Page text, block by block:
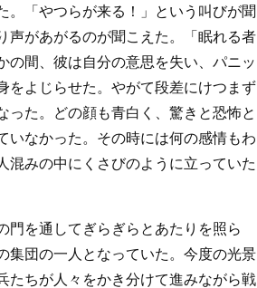
。「やつらが来る！」という叫びが聞
声があがるのが聞こえた。「眠れる者
の間、彼は自分の意思を失い、パニッ
をよじらせた。やがて段差にけつまず
った。どの顔も青白く、驚きと恐怖と
いなかった。その時には何の感情もわ
混みの中にくさびのように立っていた
門を通してぎらぎらとあたりを照ら
集団の一人となっていた。今度の光景
たちが人々をかき分けて進みながら戦